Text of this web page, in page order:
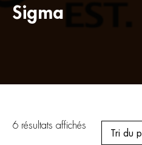
Sigma
6 résultats affichés